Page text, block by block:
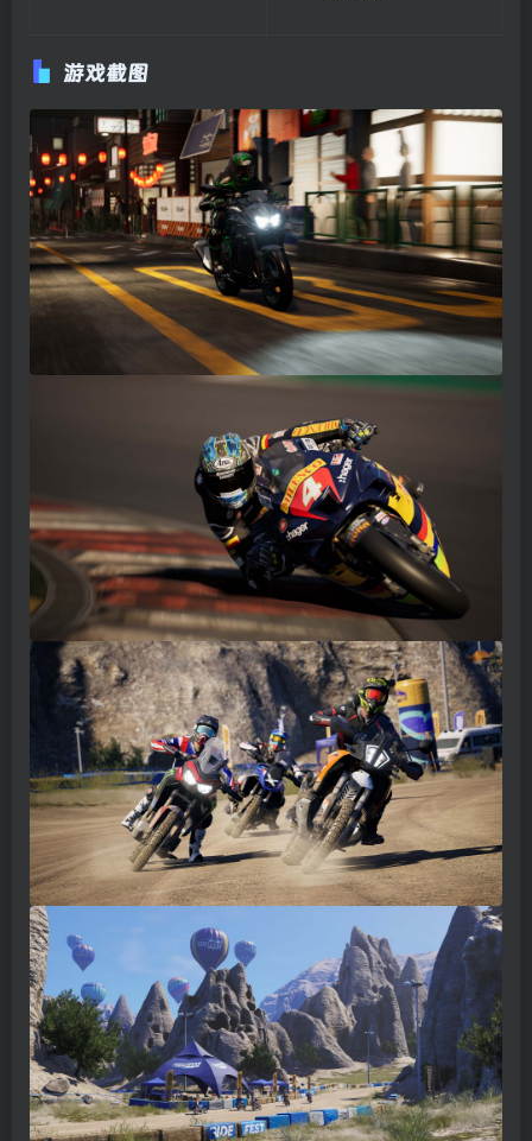
游戏截图